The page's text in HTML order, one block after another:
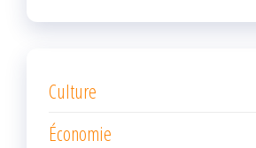
Culture
Économie